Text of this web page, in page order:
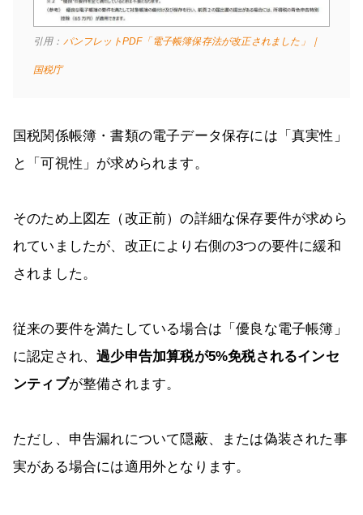
引用： パンフレットPDF「電子帳簿保存法が改正されました」｜
国税庁
国税関係帳簿・書類の電子データ保存には「真実性」
と「可視性」が求められます。
そのため上図左（改正前）の詳細な保存要件が求めら
れていましたが、改正により右側の3つの要件に緩和
されました。
従来の要件を満たしている場合は「優良な電子帳簿」
に認定され、過少申告加算税が5%免税されるインセ
ンティブが整備されます。
ただし、申告漏れについて隠蔽、または偽装された事
実がある場合には適用外となります。